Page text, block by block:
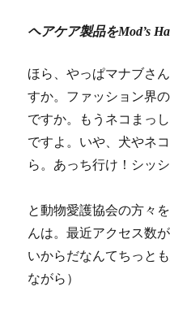
ヘアケア製品をMod’s
ほら、やっぱマナブさ
すか。ファッション界
ですか。もうネコまっ
ですよ。いや、犬やネ
ら。あっち行け！シッシ
と動物愛護協会の方々
んは。最近アクセス数
いからだなんてちっと
ながら）